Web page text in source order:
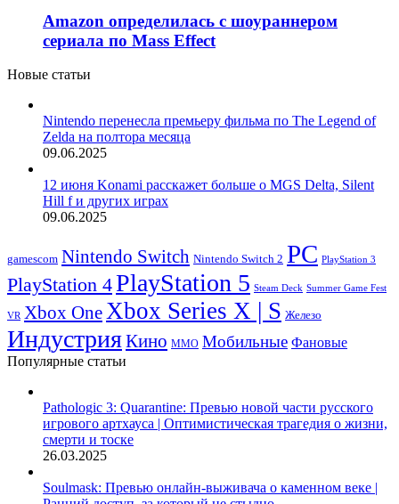
Amazon определилась с шоураннером
сериала по Mass Effect
Новые статьи
Nintendo перенесла премьеру фильма по The Legend of
Zelda на полтора месяца
09.06.2025
12 июня Konami расскажет больше о MGS Delta, Silent
Hill f и других играх
09.06.2025
gamescom Nintendo Switch Nintendo Switch 2 PC PlayStation 3
PlayStation 4PlayStation 5 Steam Deck Summer Game Fest
VR Xbox OneXbox Series X | S Железо
ИндустрияКино ММО Мобильные Фановые
Популярные статьи
Pathologic 3: Quarantine: Превью новой части русского
игрового артхауса | Оптимистическая трагедия о жизни,
смерти и тоске
26.03.2025
Soulmask: Превью онлайн-выживача о каменном веке |